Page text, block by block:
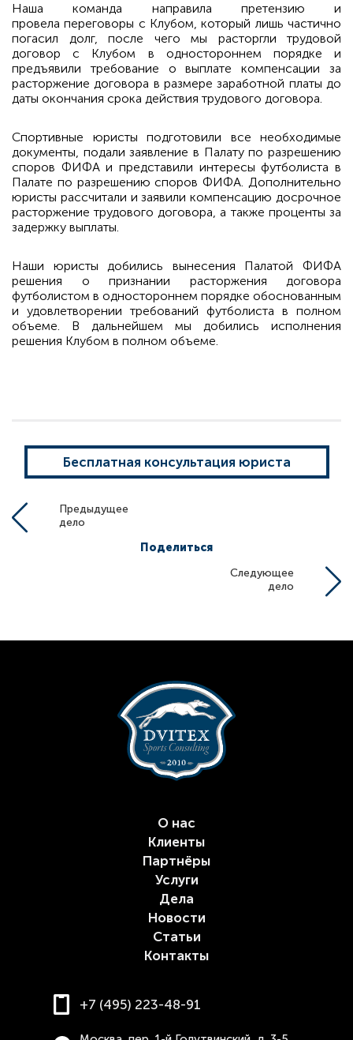
Наша команда направила претензию и
провела переговоры с Клубом, который лишь частично
погасил долг, после чего мы расторгли трудовой
договор с Клубом в одностороннем порядке и
предъявили требование о выплате компенсации за
расторжение договора в размере заработной платы до
даты окончания срока действия трудового договора.
Спортивные юристы подготовили все необходимые
документы, подали заявление в Палату по разрешению
споров ФИФА и представили интересы футболиста в
Палате по разрешению споров ФИФА. Дополнительно
юристы рассчитали и заявили компенсацию досрочное
расторжение трудового договора, а также проценты за
задержку выплаты.
Наши юристы добились вынесения Палатой ФИФА
решения о признании расторжения договора
футболистом в одностороннем порядке обоснованным
и удовлетворении требований футболиста в полном
объеме. В дальнейшем мы добились исполнения
решения Клубом в полном объеме.
Бесплатная консультация юриста
Предыдущее
дело
Поделиться
Следующее
дело
О нас
Клиенты
Партнёры
Услуги
Дела
Новости
Статьи
Контакты
+7 (495) 223-48-91